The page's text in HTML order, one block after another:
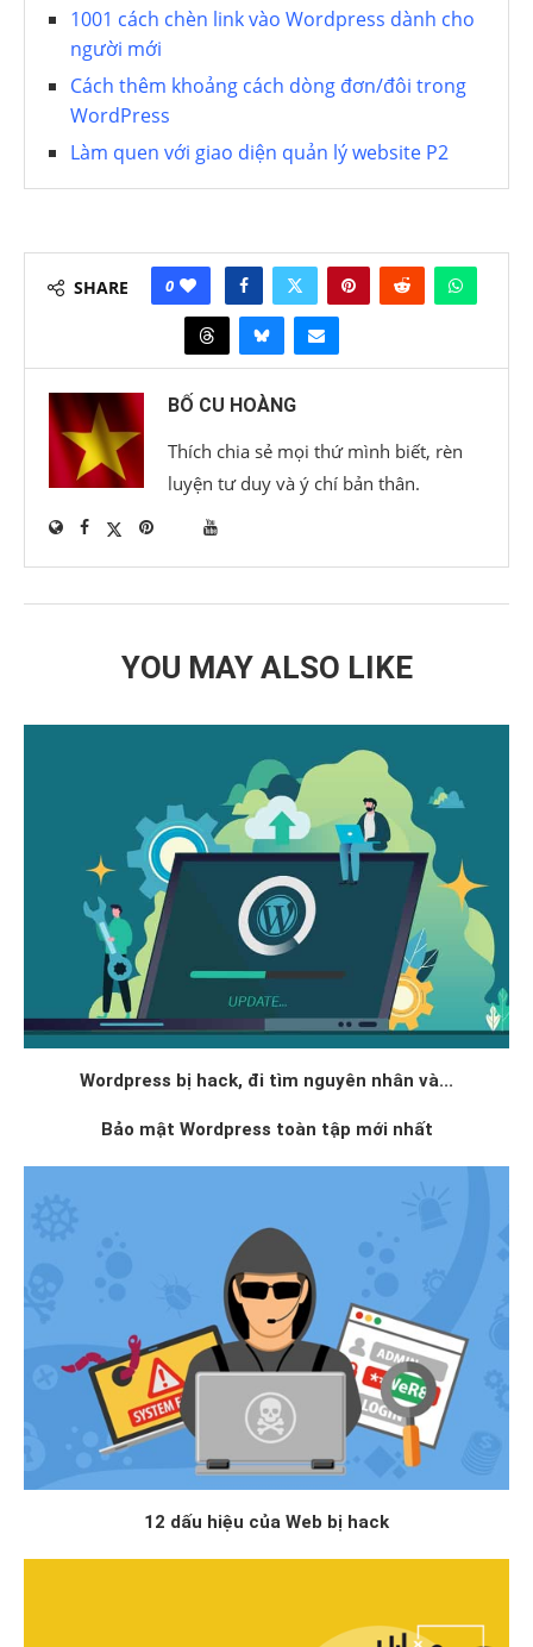
1001 cách chèn link vào Wordpress dành cho
người mới
Cách thêm khoảng cách dòng đơn/đôi trong
WordPress
Làm quen với giao diện quản lý website P2
SHARE 0
BỐ CU HOÀNG
Thích chia sẻ mọi thứ mình biết, rèn
luyện tư duy và ý chí bản thân.
YOU MAY ALSO LIKE
Wordpress bị hack, đi tìm nguyên nhân và...
Bảo mật Wordpress toàn tập mới nhất
12 dấu hiệu của Web bị hack